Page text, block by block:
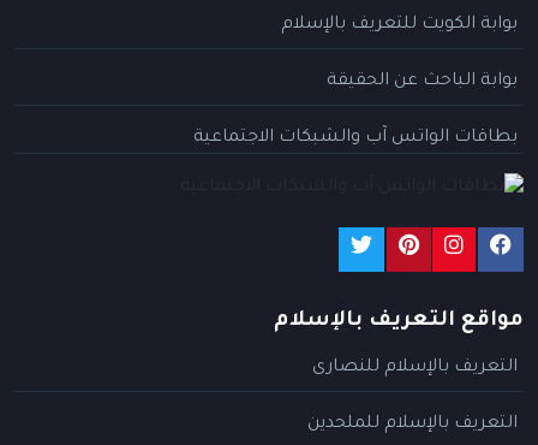
بوابة الكويت للتعريف بالإسلام
بوابة الباحث عن الحقيقة
بطاقات الواتس آب والشبكات الاجتماعية
مواقع التعريف بالإسلام
التعريف بالإسلام للنصارى
التعريف بالإسلام للملحدين